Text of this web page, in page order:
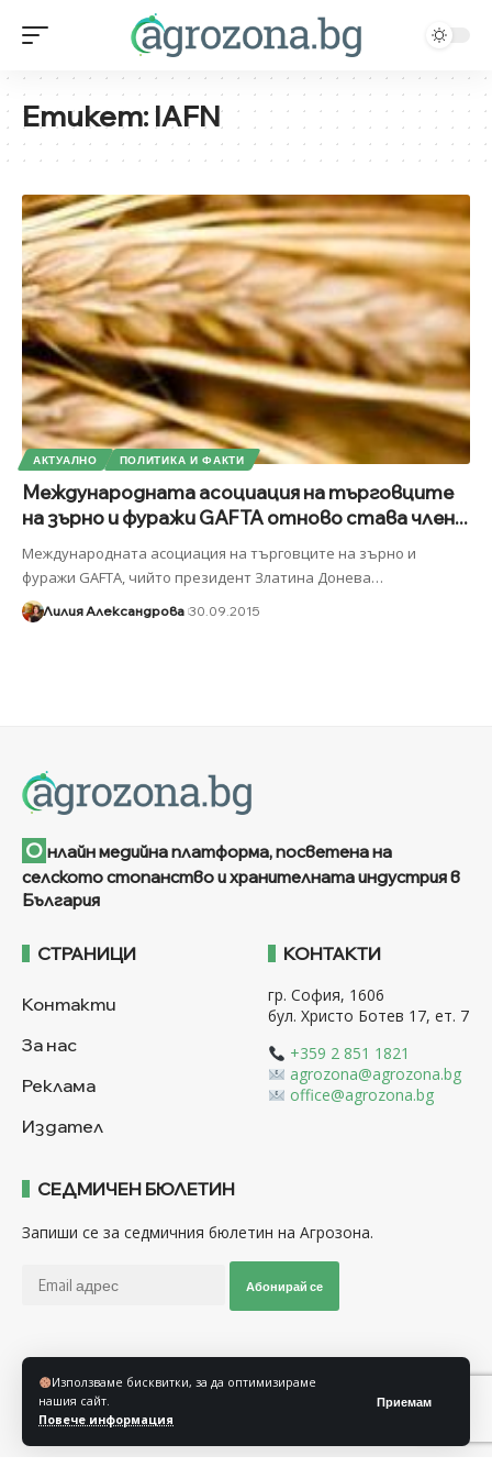
Използваме бисквитки, за да оптимизираме
нашия сайт.
Повече информация
Приемам
Етикет:IAFN
АКТУАЛНО ПОЛИТИКА И ФАКТИ
Международната асоциация на търговците
на зърно и фуражи GAFTA отново става член...
Международната асоциация на търговците на зърно и
фуражи GAFTA, чийто президент Златина Донева…
Лилия Александрова 30.09.2015
О нлайн медийна платформа, посветена на
селското стопанство и хранителната индустрия в
България
СТРАНИЦИ
Контакти
За нас
Реклама
Издател
КОНТАКТИ
гр. София, 1606
бул. Христо Ботев 17, ет. 7
+359 2 851 1821
agrozona@agrozona.bg
office@agrozona.bg
СЕДМИЧЕН БЮЛЕТИН
Запиши се за седмичния бюлетин на Агрозона.
Абонирай се
Последвайте ни